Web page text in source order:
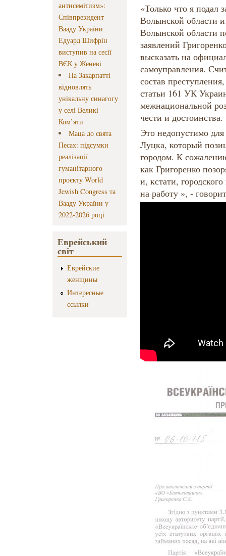
антисемітизм»:
Співпрезидент
Вааду України
Едуард Шифрін
виступив на сесії
ВЄК у Женеві
На Закарпатті
відновлять
унікальну синагогу
у селі Великі
Ком’яти
Маца до свята
Песах: підсумки
реалізації
гуманітарного
проєкту World
Jewish Congress та
Вааду України у
2022-2026 році
Еврейський
світ
Еврейские
женщины
Интересные
ссылки
«Только что я подал
Волынской области
Волынской области
заявлений
высказать на
самоуправления.
состав
статьи 161 УК
межнациональной
чести и достоинства.
Это недопустимо
Луцка, который
городом. К
как Григоренко
и, кстати,
на работу », -